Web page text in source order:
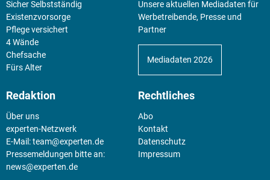
Sicher Selbstständig
Existenz­vorsorge
Pflege versichert
4 Wände
Chefsache
Fürs Alter
Unsere aktuellen Mediadaten für
Werbetreibende, Presse und
Partner
Mediadaten 2026
Redaktion
Über uns
experten-Netzwerk
E-Mail:team@experten.de
Pressemeldungen bitte an:
news@experten.de
Rechtliches
Abo
Kontakt
Datenschutz
Impressum